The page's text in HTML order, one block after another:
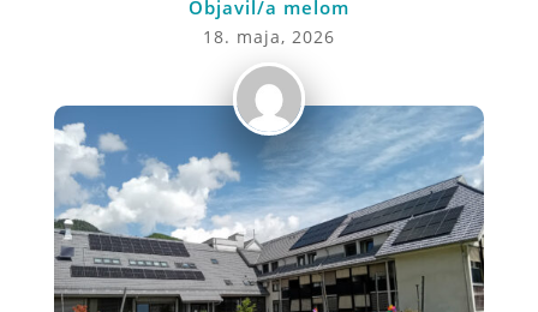
Objavil/a melom
18. maja, 2026